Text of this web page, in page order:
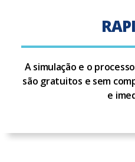
A simulação e o
são gratuitos e sem
e